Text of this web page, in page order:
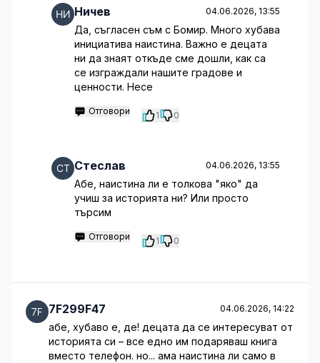
Ничев 04.06.2026, 13:55
Да, съгласен съм с Бомир. Много хубава
инициатива наистина. Важно е децата
ни да знаят откъде сме дошли, как са
се изграждали нашите градове и
ценности. Несе
Отговори 1 0
Стеслав 04.06.2026, 13:55
Абе, наистина ли е толкова "яко" да
учиш за историята ни? Или просто
търсим
Отговори 1 0
7F299F47 04.06.2026, 14:22
абе, хубаво е, де! децата да се интересуват от
историята си – все едно им подаряваш книга
вместо телефон. но... ама наистина ли само в